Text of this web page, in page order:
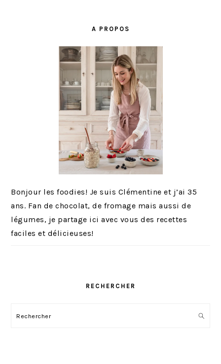
A PROPOS
Bonjour les foodies! Je suis Clémentine et j’ai 35
ans. Fan de chocolat, de fromage mais aussi de
légumes, je partage ici avec vous des recettes
faciles et délicieuses!
RECHERCHER
Rechercher